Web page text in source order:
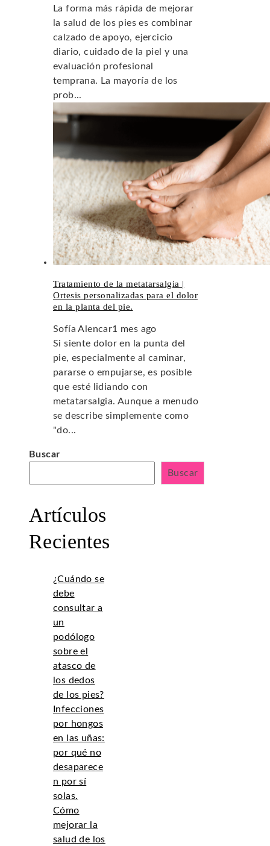
La forma más rápida de mejorar
la salud de los pies es combinar
calzado de apoyo, ejercicio
diario, cuidado de la piel y una
evaluación profesional
temprana. La mayoría de los
prob...
Tratamiento de la metatarsalgia |
Ortesis personalizadas para el dolor
en la planta del pie.
Sofía Alencar1 mes ago
Si siente dolor en la punta del
pie, especialmente al caminar,
pararse o empujarse, es posible
que esté lidiando con
metatarsalgia. Aunque a menudo
se describe simplemente como
"do...
Buscar
Buscar
Artículos
Recientes
¿Cuándo se
debe
consultar a
un
podólogo
sobre el
atasco de
los dedos
de los pies?
Infecciones
por hongos
en las uñas:
por qué no
desaparece
n por sí
solas.
Cómo
mejorar la
salud de los